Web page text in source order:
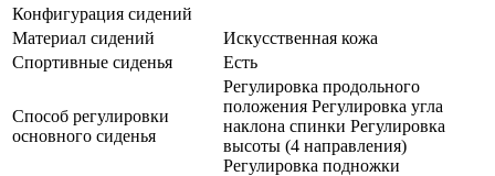
Конфигурация сидений
Материал сидений
Искусственная кожа
Спортивные сиденья
Есть
Способ регулировки
основного сиденья
Регулировка продольного
положения Регулировка угла
наклона спинки Регулировка
высоты (4 направления)
Регулировка подножки